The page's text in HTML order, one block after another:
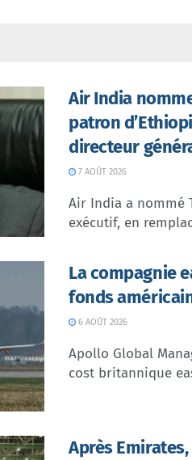
Air India
patron
directeur
7 AOÛT 2026
Air India a nommé
exécutif, en
La compagnie
fonds
6 AOÛT 2026
Apollo Global
cost britannique
Après